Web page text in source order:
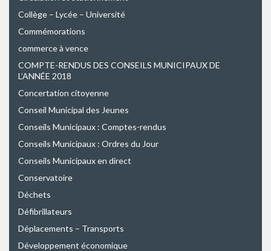
Collège – Lycée – Université
Commémorations
commerce à vence
COMPTE-RENDUS DES CONSEILS MUNICIPAUX DE
L’ANNÉE 2018
Concertation citoyenne
Conseil Municipal des Jeunes
Conseils Municipaux : Comptes-rendus
Conseils Municipaux : Ordres du Jour
Conseils Municipaux en direct
Conservatoire
Déchets
Défibrillateurs
Déplacements – Transports
Développement économique